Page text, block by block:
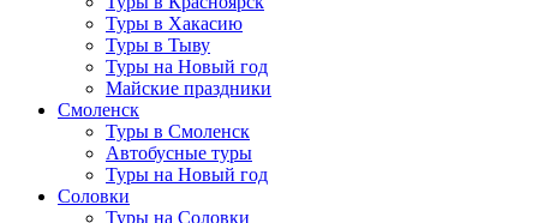
Туры в Хакасию
Туры в Тыву
Туры на Новый год
Майские праздники
Смоленск
Туры в Смоленск
Автобусные туры
Туры на Новый год
Соловки
Туры на Соловки